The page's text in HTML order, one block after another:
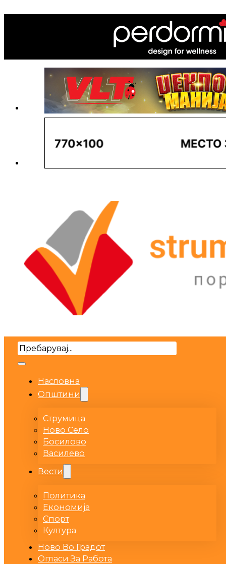
Search
Насловна
Општини
Струмица
Ново Село
Босилово
Василево
Вести
Политика
Економија
Спорт
Култура
Ново Во Градот
Огласи За Работа